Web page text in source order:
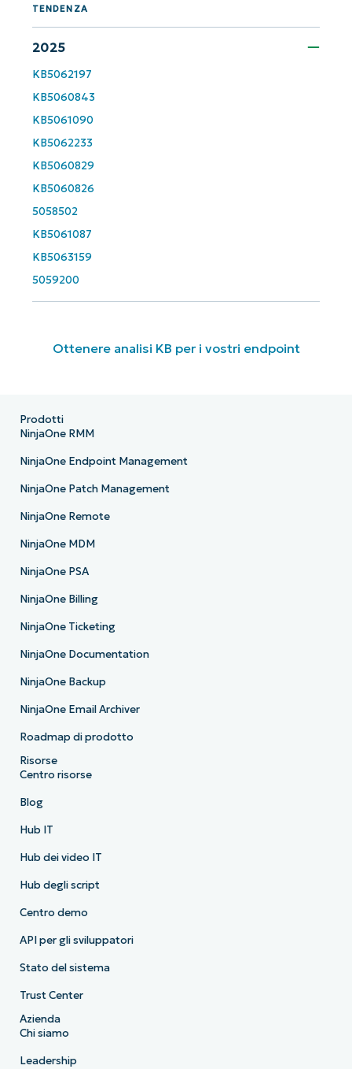
TENDENZA
2025
KB5062197
KB5060843
KB5061090
KB5062233
KB5060829
KB5060826
5058502
KB5061087
KB5063159
5059200
Ottenere analisi KB per i vostri endpoint
last
Business
number*
Paese
Company
Prodotti
NinjaOne RMM
NinjaOne Endpoint Management
NinjaOne Patch Management
NinjaOne Remote
NinjaOne MDM
NinjaOne PSA
NinjaOne Billing
NinjaOne Ticketing
NinjaOne Documentation
NinjaOne Backup
NinjaOne Email Archiver
Roadmap di prodotto
Risorse
Centro risorse
Blog
Hub IT
Hub dei video IT
Hub degli script
Centro demo
API per gli sviluppatori
Stato del sistema
Trust Center
Azienda
Chi siamo
Leadership